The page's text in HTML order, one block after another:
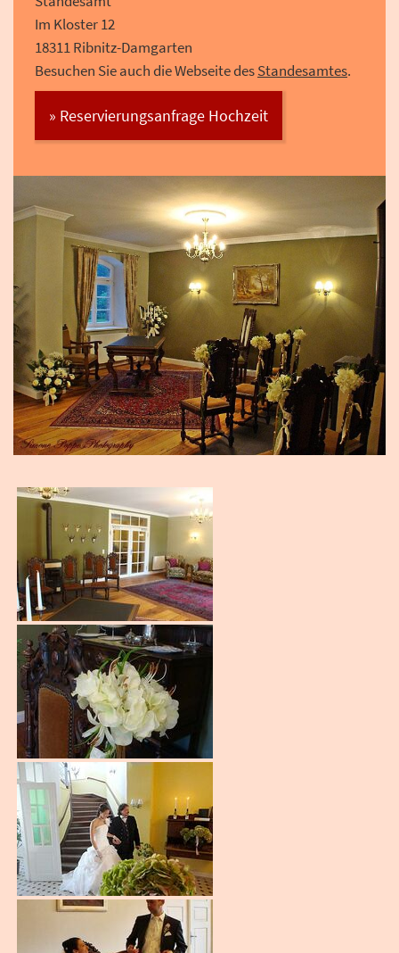
Im Kloster 12
18311 Ribnitz-Damgarten
Besuchen Sie auch die Webseite desStandesamtes.
» Reservierungsanfrage Hochzeit